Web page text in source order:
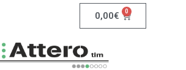
0,00€ 0